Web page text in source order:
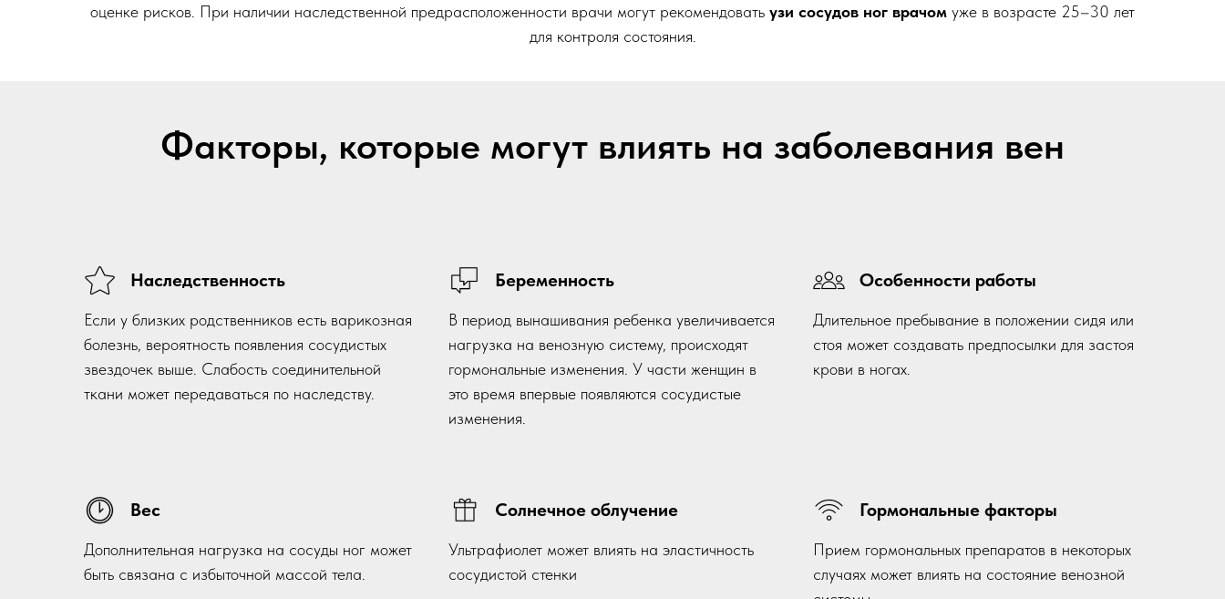
оценке рисков. При наличии наследственной предрасположенности врачи могут рекомендовать узи сосудов ног врачом уже в возрасте 25–30 лет
для контроля состояния.
Факторы, которые могут влиять на заболевания вен
Наследственность
Если у близких родственников есть варикозная
болезнь, вероятность появления сосудистых
звездочек выше. Слабость соединительной
ткани может передаваться по наследству.
Беременность
В период вынашивания ребенка увеличивается
нагрузка на венозную систему, происходят
гормональные изменения. У части женщин в
это время впервые появляются сосудистые
изменения.
Особенности работы
Длительное пребывание в положении сидя или
стоя может создавать предпосылки для застоя
крови в ногах.
Вес
Дополнительная нагрузка на сосуды ног может
быть связана с избыточной массой тела.
Солнечное облучение
Ультрафиолет может влиять на эластичность
сосудистой стенки
Гормональные факторы
Прием гормональных препаратов в некоторых
случаях может влиять на состояние венозной